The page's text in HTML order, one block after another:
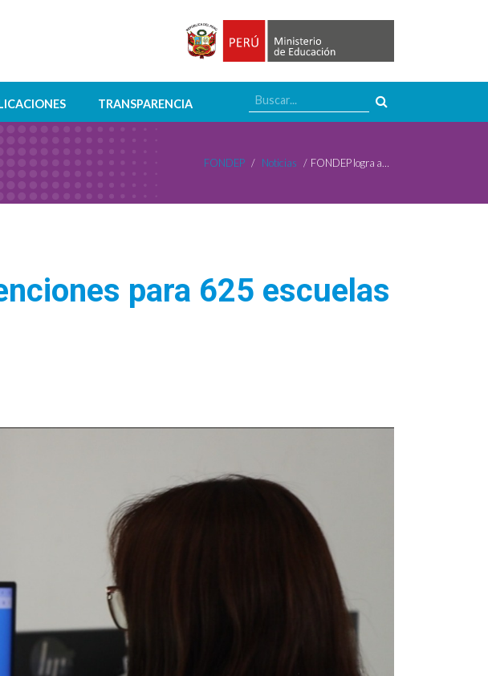
TRANSPARENCIA
FONDEP / Noticias / FONDEP logra aprobación de subvenciones para 625 escuelas ganadoras del CNPIE 2026
para 625 escuelas